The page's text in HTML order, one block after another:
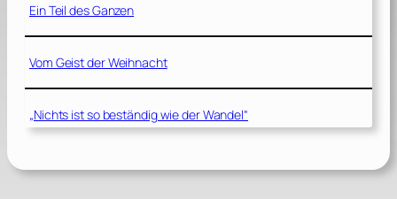
Ein Teil des Ganzen
Vom Geist der Weihnacht
„Nichts ist so beständig wie der Wandel“